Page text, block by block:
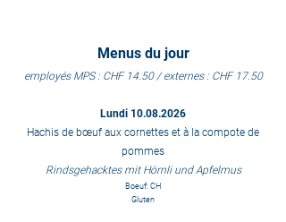
Menus du jour
employésMPS: CHF 14.50 / externes : CHF 17.50
Lundi 10.08.2026
Hachis de bœuf aux cornettes et à la compote de
pommes
Rindsgehacktes mit Hörnli und Apfelmus
Boeuf: CH
Gluten